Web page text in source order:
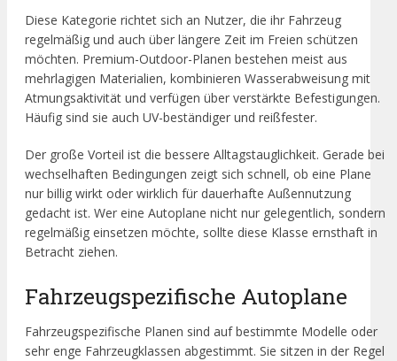
Diese Kategorie richtet sich an Nutzer, die ihr Fahrzeug
regelmäßig und auch über längere Zeit im Freien schützen
möchten. Premium-Outdoor-Planen bestehen meist aus
mehrlagigen Materialien, kombinieren Wasserabweisung mit
Atmungsaktivität und verfügen über verstärkte Befestigungen.
Häufig sind sie auch UV-beständiger und reißfester.
Der große Vorteil ist die bessere Alltagstauglichkeit. Gerade bei
wechselhaften Bedingungen zeigt sich schnell, ob eine Plane
nur billig wirkt oder wirklich für dauerhafte Außennutzung
gedacht ist. Wer eine Autoplane nicht nur gelegentlich, sondern
regelmäßig einsetzen möchte, sollte diese Klasse ernsthaft in
Betracht ziehen.
Fahrzeugspezifische Autoplane
Fahrzeugspezifische Planen sind auf bestimmte Modelle oder
sehr enge Fahrzeugklassen abgestimmt. Sie sitzen in der Regel